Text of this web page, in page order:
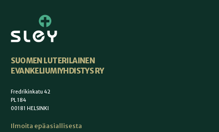
SUOMEN LUTERILAINEN
EVANKELIUMIYHDISTYS RY
Fredrikinkatu 42
PL 184
00181 HELSINKI
Ilmoita epäasiallisesta